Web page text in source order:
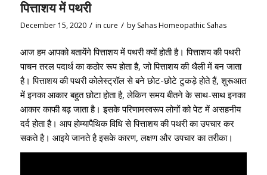
पित्ताशय में पथरी
December 15, 2020 / in cure / by Sahas Homeopathic Sahas
आज हम आपको बतायेंगे पित्ताशय में पथरी क्यों होती है। पित्ताशय की पथरी
पाचन तरल पदार्थ का कठोर रूप होता है, जो पित्ताशय की थैली में बन जाता
है। पित्ताशय की पथरी कोलेस्ट्रॉल से बने छोट-छोटे टुकड़े होते हैं, शुरूआत
में इनका आकार बहुत छोटा होता है, लेकिन समय बीतने के साथ-साथ इनका
आकार काफी बढ़ जाता है। इसके परिणामस्वरूप लोगों को पेट में असहनीय
दर्द होता है। आप होम्यापैथिक विधि से पित्ताशय की पथरी का उपचार कर
सकते है। आइये जानते है इसके कारण, लक्षण और उपचार का तरीका।